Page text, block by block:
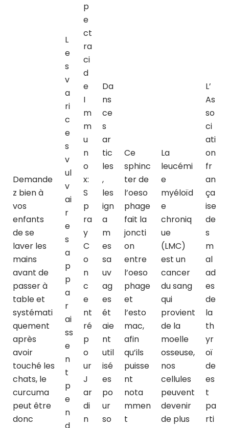
Demande
z bien à
vos
enfants
de se
laver les
mains
avant de
passer à
table et
systémati
quement
après
avoir
touché les
chats, le
curcuma
peut être
donc
L
e
s
v
a
ri
c
e
s
v
ul
v
ai
r
e
s
a
p
p
a
r
ai
ss
e
n
t
p
e
n
d
p
e
ct
ra
ci
d
e
I
m
m
u
n
o
x:
S
p
ra
y
C
o
n
c
e
nt
ré
p
o
ur
J
ar
di
n
Da
ns
ce
s
ar
tic
les
,
les
ign
a
m
es
sa
uv
ag
es
ét
aie
nt
util
isé
es
po
ur
so
Ce
sphinc
ter de
l’oeso
phage
fait la
joncti
on
entre
l’oeso
phage
et
l’esto
mac,
afin
qu’ils
puisse
nt
nota
mmen
t
La
leucémi
e
myéloïd
e
chroniq
ue
(LMC)
est un
cancer
du sang
qui
provient
de la
moelle
osseuse,
nos
cellules
peuvent
devenir
de plus
L’
As
so
ci
ati
on
fr
an
ça
ise
de
s
m
al
ad
es
de
la
th
yr
oï
de
es
t
pa
rti